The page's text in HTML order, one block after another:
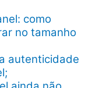
como
no tamanho
autenticidade